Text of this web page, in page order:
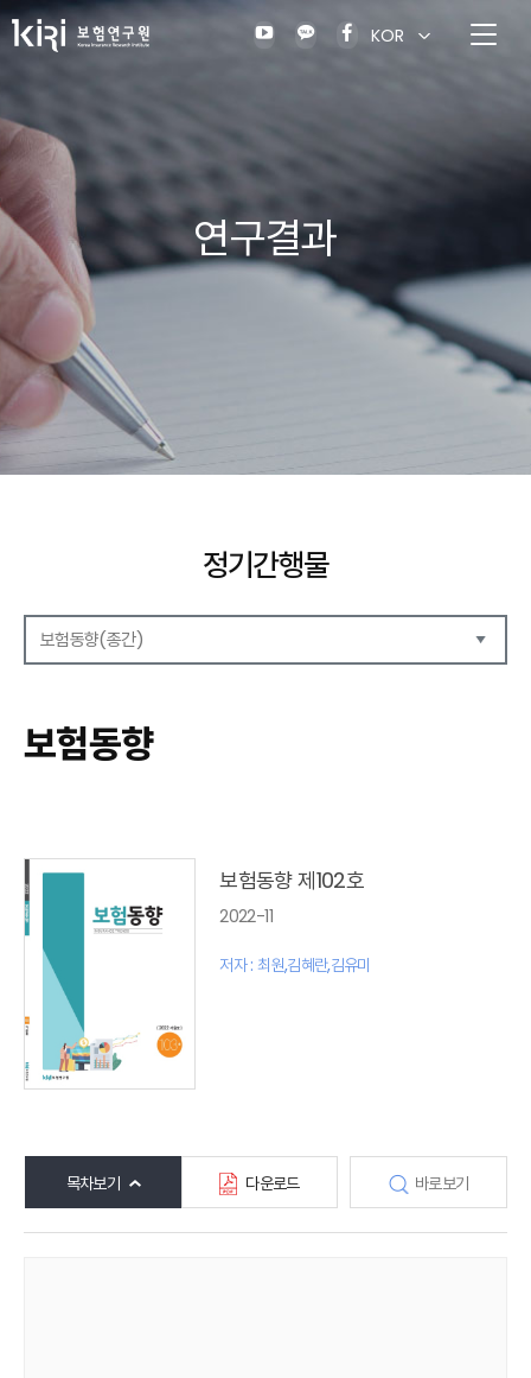
KOR
연구결과
정기간행물
보험동향(종간)
보험금융연구
KIRI 리포트
최신 해외보험연구동향
연차보고서
보험총서
보험동향(종간)
경영환경(종간)
보험 동향(종간)
테마진단(종간)
주간 해외보험동향(종간)
해외보험금융동향(종간)
보험동향
보험동향 제102호
2022-11
저자 : 최원,김혜란,김유미
목차보기 다운로드 바로보기